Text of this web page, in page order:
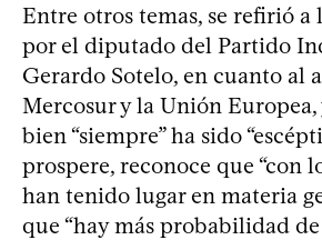
Entre otros temas, se refirió a
por el diputado del Partido
Gerardo Sotelo, en cuanto al
Mercosur y la Unión Europea,
bien “siempre” ha sido
prospere, reconoce que “con
han tenido lugar en materia
que “hay más probabilidad